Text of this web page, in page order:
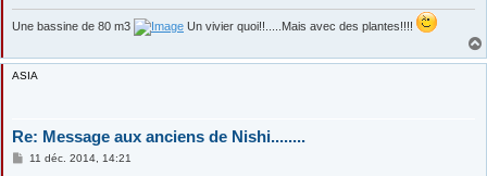
Une bassine de 80 m3 Un vivier quoi!!.....Mais avec des plantes!!!!
ASIA
Re: Message aux anciens de Nishi........
M11 déc. 2014, 14:21